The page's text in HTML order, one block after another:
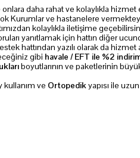
onlara daha rahat ve kolaylıkla
Kurumlar ve hastanelere
kolaylıkla iletişime
yanıtlamak için hattın diğer
hattından yazılı olarak da hizmet
gibi havale / EFT ile %2
boyutlarının ve paketlerinin
kullanım ve Ortopedikyapısı ile